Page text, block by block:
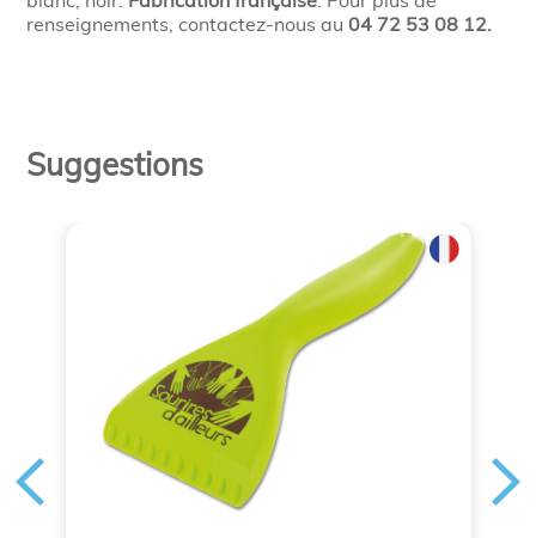
renseignements, contactez-nous au04 72 53 08 12.
Suggestions